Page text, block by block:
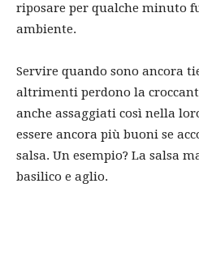
riposare per qualche minuto
ambiente.
Servire quando sono ancora
altrimenti perdono la
anche assaggiati così nella
essere ancora più buoni se
salsa. Un esempio? La salsa
basilico e aglio.